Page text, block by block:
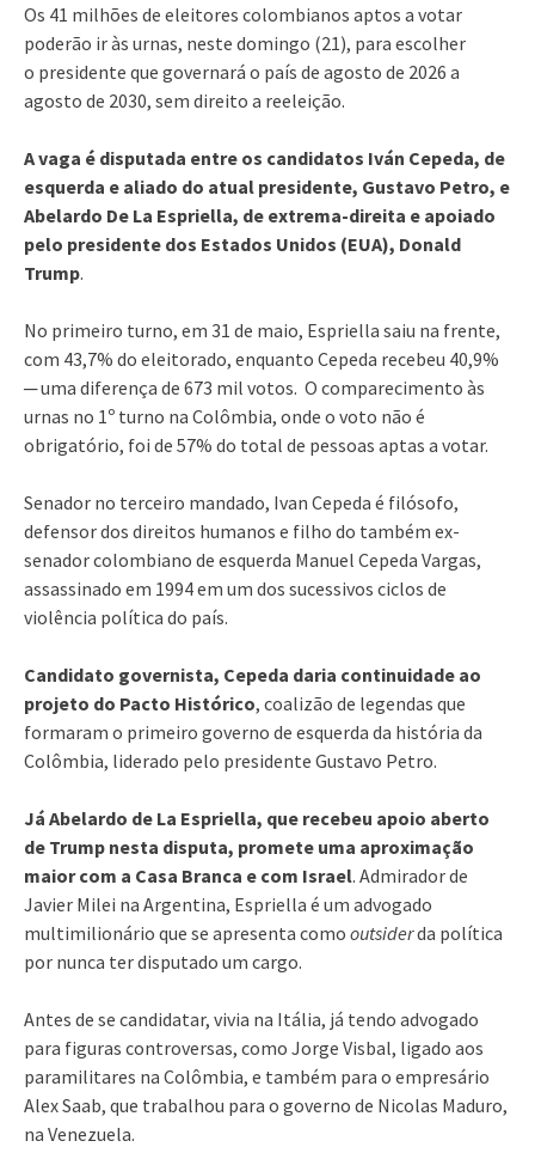
Os 41 milhões de eleitores colombianos aptos a votar
poderão ir às urnas, neste domingo (21), para escolher
o presidente que governará o país de agosto de 2026 a
agosto de 2030, sem direito a reeleição.
A vaga é disputada entre os candidatos Iván Cepeda, de
esquerda e aliado do atual presidente, Gustavo Petro, e
Abelardo De La Espriella, de extrema-direita e apoiado
pelo presidente dos Estados Unidos (EUA), Donald
Trump.
No primeiro turno, em 31 de maio, Espriella saiu na frente,
com 43,7% do eleitorado, enquanto Cepeda recebeu 40,9%
─ uma diferença de 673 mil votos. O comparecimento às
urnas no 1º turno na Colômbia, onde o voto não é
obrigatório, foi de 57% do total de pessoas aptas a votar.
Senador no terceiro mandado, Ivan Cepeda é filósofo,
defensor dos direitos humanos e filho do também ex-
senador colombiano de esquerda Manuel Cepeda Vargas,
assassinado em 1994 em um dos sucessivos ciclos de
violência política do país.
Candidato governista, Cepeda daria continuidade ao
projeto do Pacto Histórico, coalizão de legendas que
formaram o primeiro governo de esquerda da história da
Colômbia, liderado pelo presidente Gustavo Petro.
Já Abelardo de La Espriella, que recebeu apoio aberto
de Trump nesta disputa, promete uma aproximação
maior com a Casa Branca e com Israel. Admirador de
Javier Milei na Argentina, Espriella é um advogado
multimilionário que se apresenta como outsiderda política
por nunca ter disputado um cargo.
Antes de se candidatar, vivia na Itália, já tendo advogado
para figuras controversas, como Jorge Visbal, ligado aos
paramilitares na Colômbia, e também para o empresário
Alex Saab, que trabalhou para o governo de Nicolas Maduro,
na Venezuela.